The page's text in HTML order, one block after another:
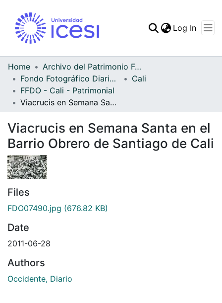
Statistics
Log In
Home
Archivo del Patrimonio Fotográfico y Fílmico del Valle del Cauca
Fondo Fotográfico Diario Occidente
Cali
FFDO - Cali - Patrimonial
Viacrucis en Semana Santa en el Barrio Obrero de Santiago de Cali
Viacrucis en Semana Santa en el
Barrio Obrero de Santiago de Cali
Files
FDO07490.jpg (676.82 KB)
Date
2011-06-28
Authors
Occidente, Diario